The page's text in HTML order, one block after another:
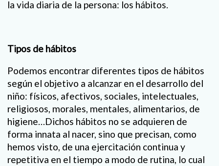
la vida diaria de la persona: los hábitos.
Tipos de hábitos
Podemos encontrar diferentes tipos de hábitos
según el objetivo a alcanzar en el desarrollo del
niño: físicos, afectivos, sociales, intelectuales,
religiosos, morales, mentales, alimentarios, de
higiene…Dichos hábitos no se adquieren de
forma innata al nacer, sino que precisan, como
hemos visto, de una ejercitación continua y
repetitiva en el tiempo a modo de rutina, lo cual